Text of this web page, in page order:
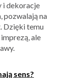
i dekoracje
pozwalają na
Dzięki temu
ale
sens?